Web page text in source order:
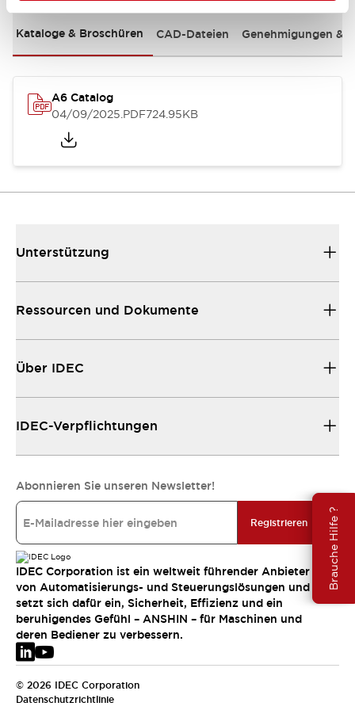
Brauche Hilfe ?
Kataloge & Broschüren CAD-Dateien Genehmigungen &
A6 Catalog
04/09/2025.PDF724.95KB
Unterstützung
Ressourcen und Dokumente
Über IDEC
IDEC-Verpflichtungen
Abonnieren Sie unseren Newsletter!
Registrieren
IDEC Corporation ist ein weltweit führender Anbieter
von Automatisierungs- und Steuerungslösungen und
setzt sich dafür ein, Sicherheit, Effizienz und ein
beruhigendes Gefühl – ANSHIN – für Maschinen und
deren Bediener zu verbessern.
© 2026 IDEC Corporation
Datenschutzrichtlinie